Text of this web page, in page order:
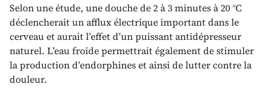
Selon une étude, une douche de 2 à 3 minutes à 20 °C
déclencherait un afflux électrique important dans le
cerveau et aurait l’effet d’un puissant antidépresseur
naturel. L’eau froide permettrait également de stimuler
la production d’endorphines et ainsi de lutter contre la
douleur.